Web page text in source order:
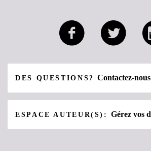
DES QUESTIONS?Contactez-
ESPACE AUTEUR(S):Gérez vos